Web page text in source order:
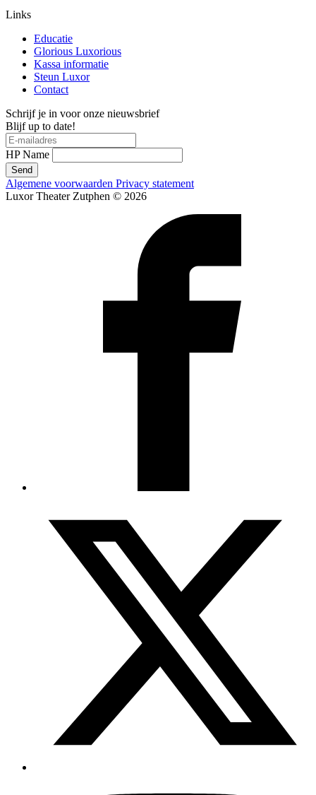
Links
Educatie
Glorious Luxorious
Kassa informatie
Steun Luxor
Contact
Schrijf je in voor onze nieuwsbrief
Blijf up to date!
HP Name
Send
Algemene voorwaarden Privacy statement
Luxor Theater Zutphen © 2026